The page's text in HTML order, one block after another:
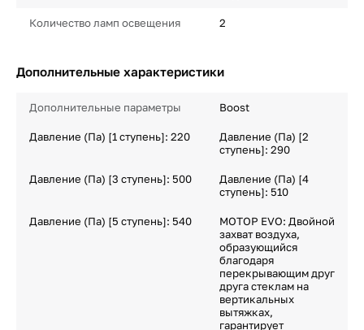
Количество ламп освещения 2
Дополнительные характеристики
Дополнительные параметры Boost
Давление (Па) [1 ступень]: 220
Давление (Па) [2
ступень]: 290
Давление (Па) [3 ступень]: 500
Давление (Па) [4
ступень]: 510
Давление (Па) [5 ступень]: 540
МОТОР EVO: Двойной
захват воздуха,
образующийся
благодаря
перекрывающим друг
друга стеклам на
вертикальных
вытяжках,
гарантирует